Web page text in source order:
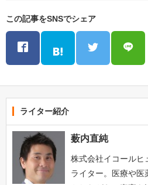
この記事をSNSでシェア
ライター紹介
薮内直純
株式会社イコールヒ
ライター。医療や医